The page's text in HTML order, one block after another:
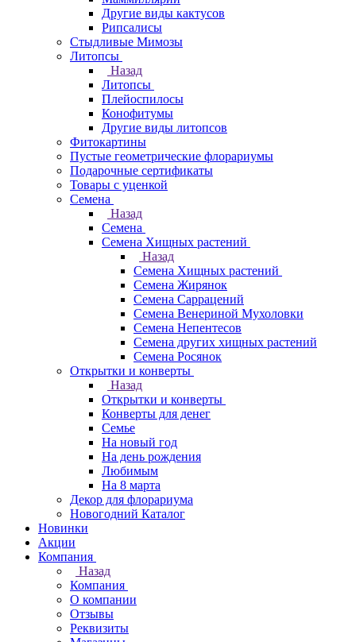
Другие виды кактусов
Рипсалисы
Стыдливые Мимозы
Литопсы
Назад
Литопсы
Плейоспилосы
Конофитумы
Другие виды литопсов
Фитокартины
Пустые геометрические флорариумы
Подарочные сертификаты
Товары с уценкой
Семена
Назад
Семена
Семена Хищных растений
Назад
Семена Хищных растений
Семена Жирянок
Семена Саррацений
Семена Венериной Мухоловки
Семена Непентесов
Семена других хищных растений
Семена Росянок
Открытки и конверты
Назад
Открытки и конверты
Конверты для денег
Семье
На новый год
На день рождения
Любимым
На 8 марта
Декор для флорариума
Новогодний Каталог
Новинки
Акции
Компания
Назад
Компания
О компании
Отзывы
Реквизиты